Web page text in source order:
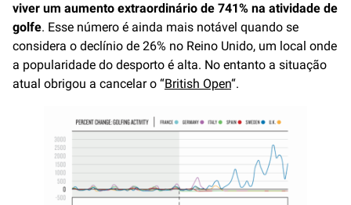
viver um aumento extraordinário de 741% na atividade de
golfe. Esse número é ainda mais notável quando se
considera o declínio de 26% no Reino Unido, um local onde
a popularidade do desporto é alta. No entanto a situação
atual obrigou a cancelar o “British Open“.